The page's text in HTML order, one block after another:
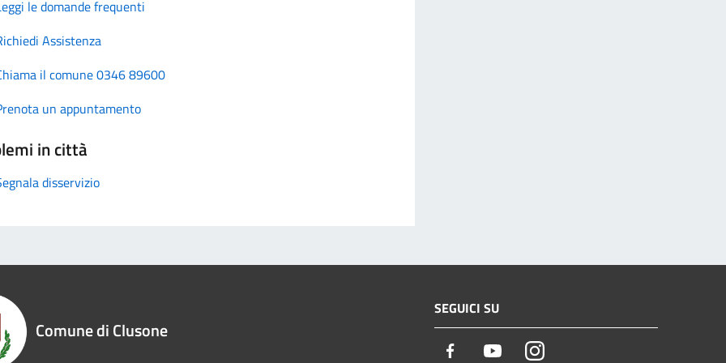
le domande frequenti
Assistenza
il comune 0346 89600
un appuntamento
in città
disservizio
Comune di Clusone
SEGUICI SU
Facebook YoutubeInstagram